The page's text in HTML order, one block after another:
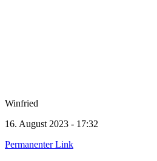
Winfried
16. August 2023 - 17:32
Permanenter Link